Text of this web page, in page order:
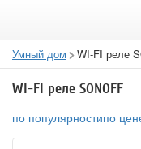
Умный дом WI-FI реле
WI-FI реле SONOFF
по популярностипо